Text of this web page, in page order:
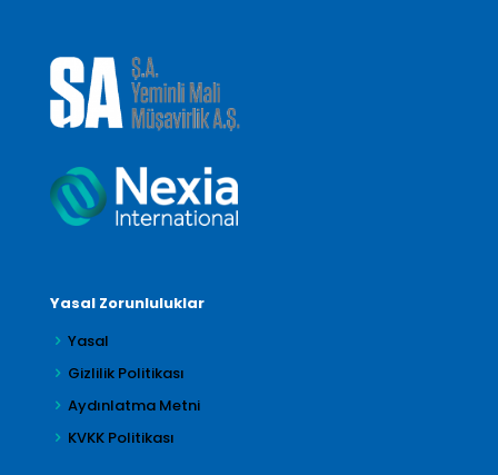
Yasal Zorunluluklar
Yasal
Gizlilik Politikası
Aydınlatma Metni
KVKK Politikası